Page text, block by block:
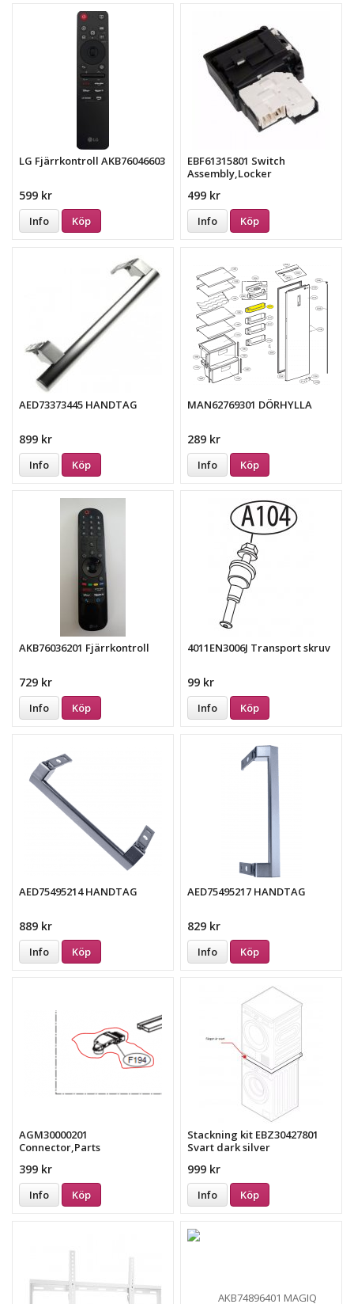
LG Fjärrkontroll AKB76046603
599 kr
Info Köp
EBF61315801 Switch
Assembly,Locker
499 kr
Info Köp
AED73373445 HANDTAG
899 kr
Info Köp
MAN62769301 DÖRHYLLA
289 kr
Info Köp
AKB76036201 Fjärrkontroll
729 kr
Info Köp
4011EN3006J Transport skruv
99 kr
Info Köp
AED75495214 HANDTAG
889 kr
Info Köp
AED75495217 HANDTAG
829 kr
Info Köp
AGM30000201
Connector,Parts
399 kr
Info Köp
Stackning kit EBZ30427801
Svart dark silver
999 kr
Info Köp